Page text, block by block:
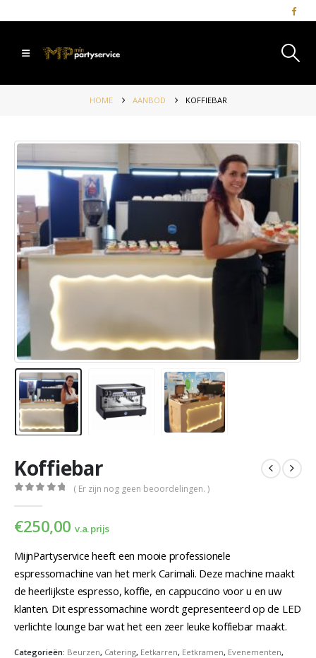
HOME AANBOD KOFFIEBAR
Koffiebar
( Er zijn nog geen beoordelingen. )
€250,00 v.a. prijs
MijnPartyservice heeft een mooie professionele
espressomachine van het merk Carimali. Deze machine maakt
de heerlijkste espresso, koffie, en cappuccino voor u en uw
klanten. Dit espressomachine wordt gepresenteerd op de LED
verlichte lounge bar wat het een zeer leuke koffiebar maakt.
Categorieën: Beurzen, Catering, Eetkarren, Eetkramen, Evenementen,